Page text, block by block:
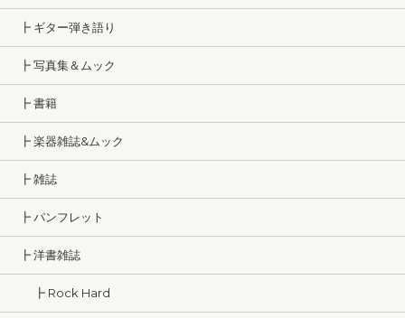
┣ ギター弾き語り
┣ 写真集＆ムック
┣ 書籍
┣ 楽器雑誌&ムック
┣ 雑誌
┣ パンフレット
┣ 洋書雑誌
┣ Rock Hard